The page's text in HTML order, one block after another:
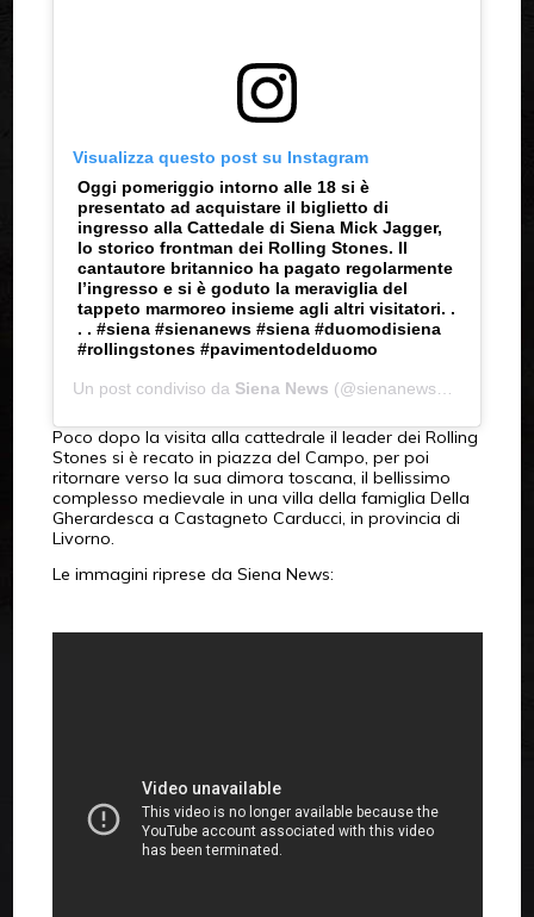
Visualizza questo post su Instagram
Oggi pomeriggio intorno alle 18 si è
presentato ad acquistare il biglietto di
ingresso alla Cattedale di Siena Mick Jagger,
lo storico frontman dei Rolling Stones. Il
cantautore britannico ha pagato regolarmente
l’ingresso e si è goduto la meraviglia del
tappeto marmoreo insieme agli altri visitatori. .
. . #siena #sienanews #siena #duomodisiena
#rollingstones #pavimentodelduomo
Un post condiviso da Siena News (@sienanews_official) in data:
Poco dopo la visita alla cattedrale il leader dei Rolling
Stones si è recato in piazza del Campo, per poi
ritornare verso la sua dimora toscana, il bellissimo
complesso medievale in una villa della famiglia Della
Gherardesca a Castagneto Carducci, in provincia di
Livorno.
Le immagini riprese da Siena News: